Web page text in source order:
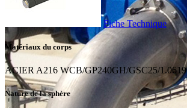
Fiche Technique
Matériaux du corps
ACIER A216 WCB/GP240GH/GSC25/1.0619
Nature de la sphère